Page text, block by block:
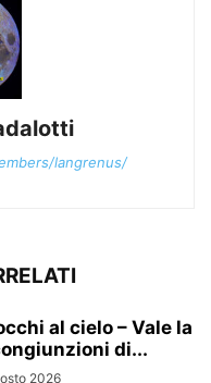
langrenus/
al cielo – Vale la
di...
2026